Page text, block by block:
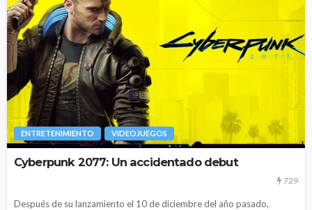
ENTRETENIMIENTO VIDEOJUEGOS
Cyberpunk 2077: Un accidentado debut
729
Después de su lanzamiento el 10 de diciembre del año pasado,